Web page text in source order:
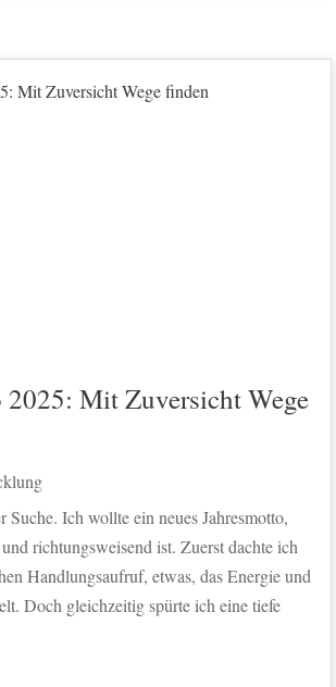
Mit Zuversicht Wege
Suche. Ich wollte ein neues Jahresmotto,
richtungsweisend ist. Zuerst dachte ich
Handlungsaufruf, etwas, das Energie und
Doch gleichzeitig spürte ich eine tiefe